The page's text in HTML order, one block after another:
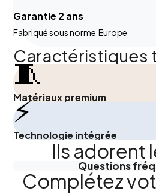
Garantie 2 ans
Fabriqué sous norme Europe
Caractéristiques
🧵
Matériaux premium
⚡
Technologie intégrée
Ils adorent
Questions
Complétez